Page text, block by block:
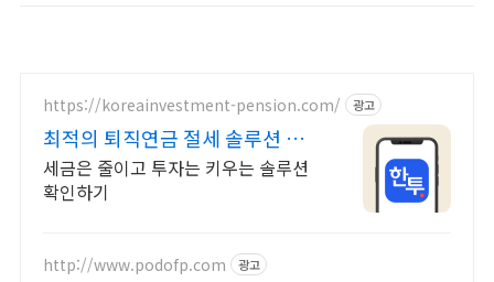
https://koreainvestment-pension.com/ 광고
최적의 퇴직연금 절세 솔루션 쉽
고 빠른 계좌 개설
세금은 줄이고 투자는 키우는 솔루션
확인하기
http://www.podofp.com 광고